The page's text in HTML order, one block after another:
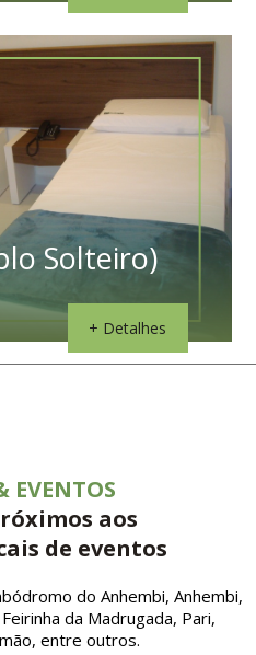
Solteiro)
+ Detalhes
EVENTOS
aos
de eventos
do Anhembi, Anhembi,
da Madrugada, Pari,
entre outros.